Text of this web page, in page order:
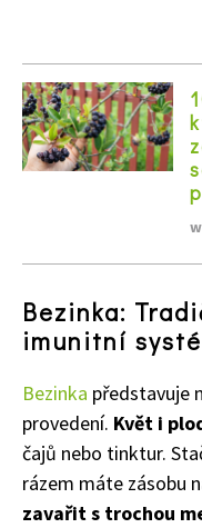
Bezinka:
imunitní
Bezinka představuje
provedení. Květ i
čajů nebo tinktur.
rázem máte zásobu
zavařit s trochou